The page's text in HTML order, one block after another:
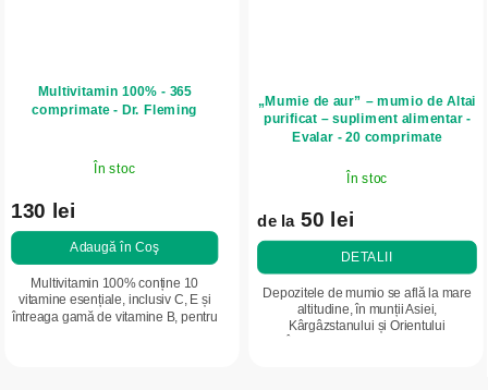
Multivitamin 100% - 365
comprimate - Dr. Fleming
În stoc
130 lei
Adaugă în Coş
Multivitamin 100% conține 10
vitamine esențiale, inclusiv C, E și
întreaga gamă de vitamine B, pentru
„Mumie de aur” – mumio de Altai
purificat – supliment alimentar -
Evalar - 20 comprimate
În stoc
de la50 lei
DETALII
Depozitele de mumio se află la mare
altitudine, în munții Asiei,
Kârgâzstanului și Orientului